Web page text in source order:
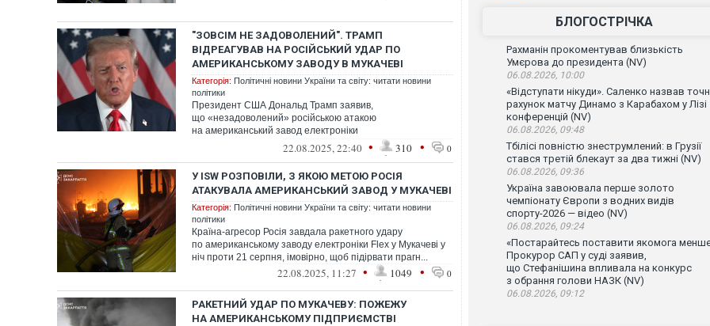
"ЗОВСІМ НЕ ЗАДОВОЛЕНИЙ". ТРАМП
ВІДРЕАГУВАВ НА РОСІЙСЬКИЙ УДАР ПО
АМЕРИКАНСЬКОМУ ЗАВОДУ В МУКАЧЕВІ
Категорія: Політичні новини України та світу: читати новини
політики
Президент США Дональд Трамп заявив,
що «незадоволений» російською атакою
на американський завод електроніки
у Мукачеві Закарпатської області.
22.08.2025, 22:40 • 310 • 0
У ISW РОЗПОВІЛИ, З ЯКОЮ МЕТОЮ РОСІЯ
АТАКУВАЛА АМЕРИКАНСЬКИЙ ЗАВОД У МУКАЧЕВІ
Категорія: Політичні новини України та світу: читати новини
політики
Країна-агресор Росія завдала ракетного удару
по американському заводу електроніки Flex у Мукачеві у
ніч проти 21 серпня, імовірно, щоб підірвати прагн...
22.08.2025, 11:27 • 1049 • 0
РАКЕТНИЙ УДАР ПО МУКАЧЕВУ: ПОЖЕЖУ
НА АМЕРИКАНСЬКОМУ ПІДПРИЄМСТВІ
БЛОГОСТРІЧКА
Рахманін прокоментував близькість
Умєрова до президента (NV)
06.08.2026, 10:00
«Відступати нікуди». Саленко назвав
рахунок матчу Динамо з Карабахом у Лізі
конференцій (NV)
06.08.2026, 09:48
Тбілісі повністю знеструмлений: в Грузії
стався третій блекаут за два тижні (NV)
06.08.2026, 09:36
Україна завоювала перше золото
чемпіонату Європи з водних видів
спорту-2026 — відео (NV)
06.08.2026, 09:24
«Постарайтесь поставити якомога
Прокурор САП у суді заявив,
що Стефанішина впливала на конкурс
з обрання голови НАЗК (NV)
06.08.2026, 09:12